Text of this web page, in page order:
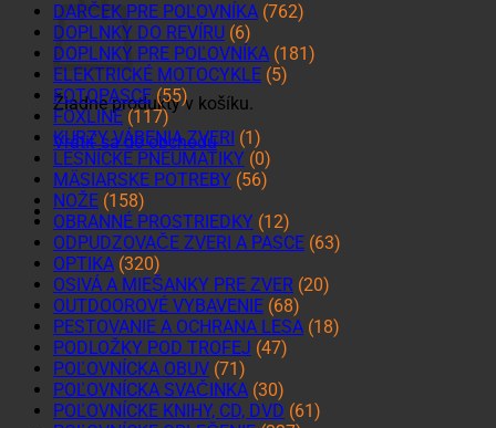
Žiadne produkty v košíku.
Vrátiť sa do obchodu
DARČEK PRE POĽOVNÍKA (762)
DOPLNKY DO REVÍRU (6)
DOPLNKY PRE POĽOVNÍKA (181)
ELEKTRICKÉ MOTOCYKLE (5)
FOTOPASCE (55)
FOXLINE (117)
KURZY VÁBENIA ZVERI (1)
LESNÍCKE PNEUMATIKY (0)
MÄSIARSKE POTREBY (56)
NOŽE (158)
OBRANNÉ PROSTRIEDKY (12)
ODPUDZOVAČE ZVERI A PASCE (63)
OPTIKA (320)
OSIVÁ A MIEŠANKY PRE ZVER (20)
OUTDOOROVÉ VYBAVENIE (68)
PESTOVANIE A OCHRANA LESA (18)
PODLOŽKY POD TROFEJ (47)
POĽOVNÍCKA OBUV (71)
POĽOVNÍCKA SVAČINKA (30)
POĽOVNÍCKE KNIHY, CD, DVD (61)